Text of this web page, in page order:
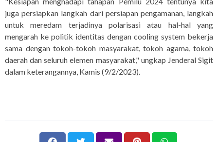
juga persiapkan langkah dari persiapan pengamanan, langkah
untuk meredam terjadinya polarisasi atau hal-hal yang
mengarah ke politik identitas dengan cooling system bekerja
sama dengan tokoh-tokoh masyarakat, tokoh agama, tokoh
daerah dan seluruh elemen masyarakat," ungkap Jenderal Sigit
dalam keterangannya, Kamis (9/2/2023).